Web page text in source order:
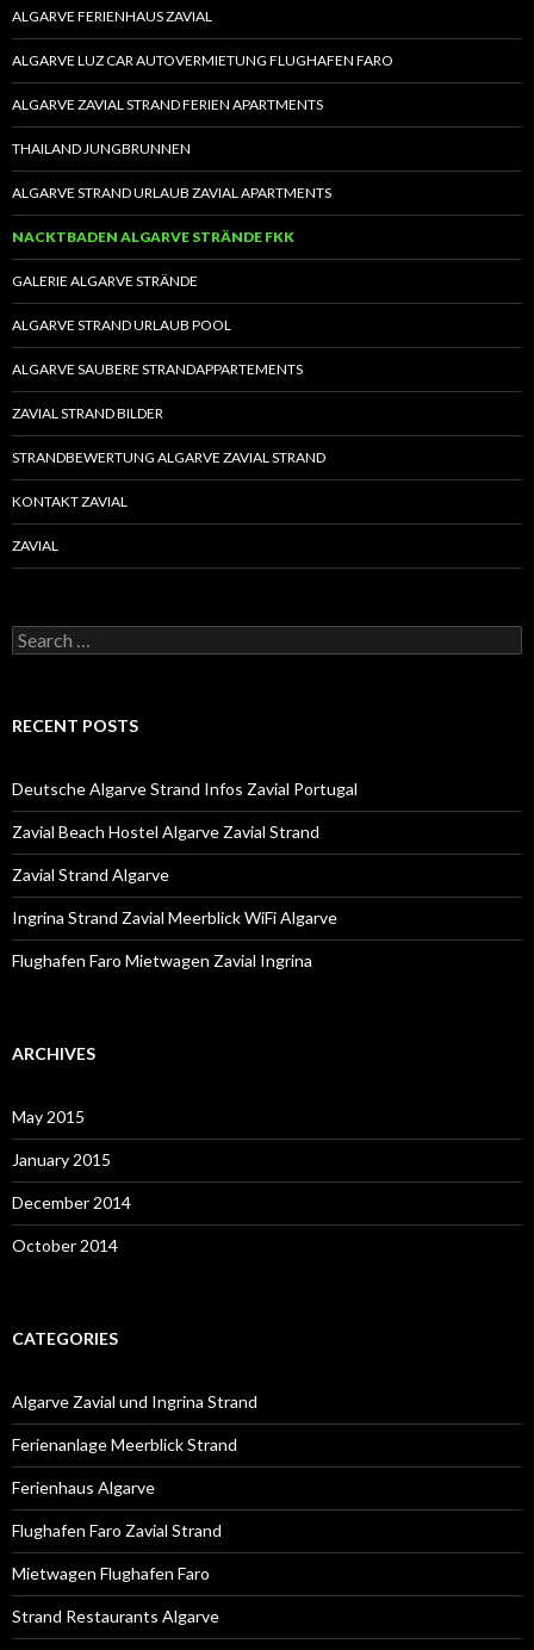
ALGARVE FERIENHAUS ZAVIAL
ALGARVE LUZ CAR AUTOVERMIETUNG FLUGHAFEN FARO
ALGARVE ZAVIAL STRAND FERIEN APARTMENTS
THAILAND JUNGBRUNNEN
ALGARVE STRAND URLAUB ZAVIAL APARTMENTS
NACKTBADEN ALGARVE STRÄNDE FKK
GALERIE ALGARVE STRÄNDE
ALGARVE STRAND URLAUB POOL
ALGARVE SAUBERE STRANDAPPARTEMENTS
ZAVIAL STRAND BILDER
STRANDBEWERTUNG ALGARVE ZAVIAL STRAND
KONTAKT ZAVIAL
ZAVIAL
S
e
c
o
r
:
RECENT POSTS
Deutsche Algarve Strand Infos Zavial Portugal
Zavial Beach Hostel Algarve Zavial Strand
Zavial Strand Algarve
Ingrina Strand Zavial Meerblick WiFi Algarve
Flughafen Faro Mietwagen Zavial Ingrina
ARCHIVES
May 2015
January 2015
December 2014
October 2014
CATEGORIES
Algarve Zavial und Ingrina Strand
Ferienanlage Meerblick Strand
Ferienhaus Algarve
Flughafen Faro Zavial Strand
Mietwagen Flughafen Faro
Strand Restaurants Algarve